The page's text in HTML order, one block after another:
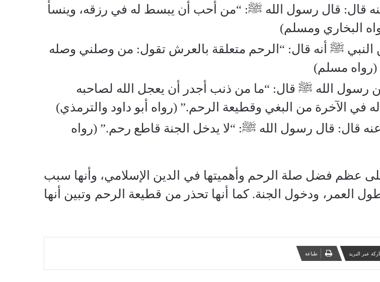
قال: قال رسول الله ﷺ: “من أحب أن يبسط له في رزقه، وينسأ
البخاري ومسلم)
ﷺ أنه قال: “الرحم متعلقة بالعرش تقول: من وصلني وصله
(رواه مسلم)
رسول الله ﷺ قال: “ما من ذنب أجدر أن يعجل الله لصاحبه
له في الآخرة من البغي وقطيعة الرحم.” (رواه أبو داود والترمذي)
قال: قال رسول الله ﷺ: “لا يدخل الجنة قاطع رحم.” (رواه
عظم فضل صلة الرحم وأهميتها في الدين الإسلامي، وأنها سبب
العمر، ودخول الجنة. كما أنها تحذر من قطيعة الرحم وتبين أنها
عبر البريد طباعة